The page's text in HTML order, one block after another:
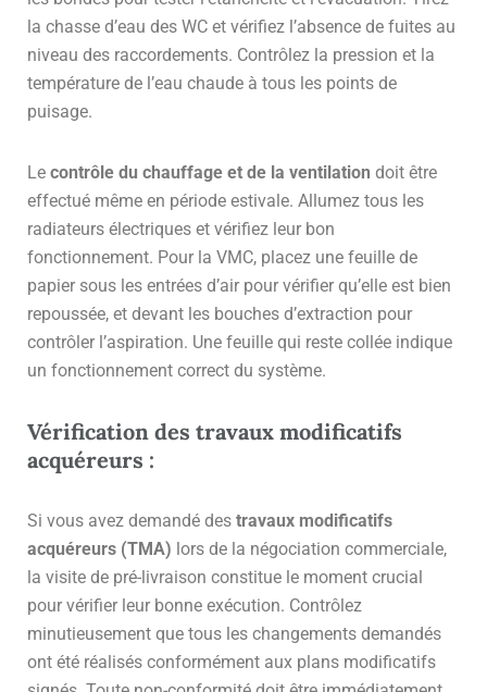
la chasse d’eau des WC et vérifiez l’absence de fuites au
niveau des raccordements. Contrôlez la pression et la
température de l’eau chaude à tous les points de
puisage.
Le contrôle du chauffage et de la ventilation doit être
effectué même en période estivale. Allumez tous les
radiateurs électriques et vérifiez leur bon
fonctionnement. Pour la VMC, placez une feuille de
papier sous les entrées d’air pour vérifier qu’elle est bien
repoussée, et devant les bouches d’extraction pour
contrôler l’aspiration. Une feuille qui reste collée indique
un fonctionnement correct du système.
Vérification des travaux modificatifs
acquéreurs :
Si vous avez demandé des travaux modificatifs
acquéreurs (TMA) lors de la négociation commerciale,
la visite de pré-livraison constitue le moment crucial
pour vérifier leur bonne exécution. Contrôlez
minutieusement que tous les changements demandés
ont été réalisés conformément aux plans modificatifs